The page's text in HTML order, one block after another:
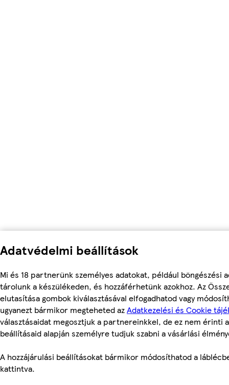
Adatvédelmi beállítások
Mi és 18 partnerünk személyes adatokat, például böngészési
tárolunk a készülékeden, és hozzáférhetünk azokhoz. Az
elutasítása gombok kiválasztásával elfogadhatod vagy
ugyanezt bármikor megteheted azAdatkezelési és Cookie
választásaidat megosztjuk a partnereinkkel, de ez nem érinti
beállításaid alapján személyre tudjuk szabni a vásárlási
A hozzájárulási beállításokat bármikor módosíthatod a
kattintva.